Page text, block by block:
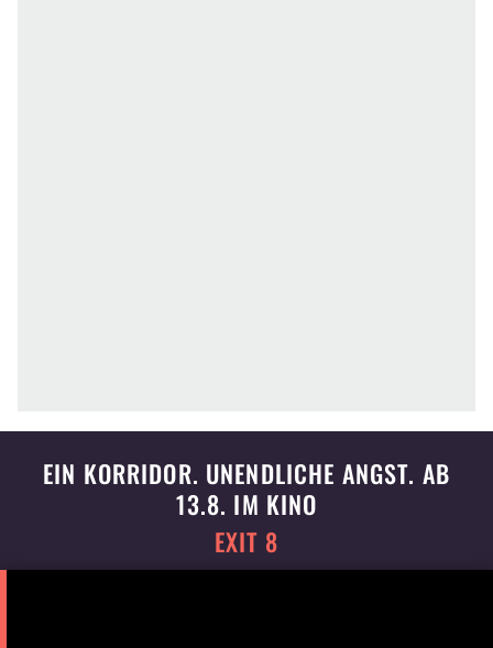
EIN KORRIDOR. UNENDLICHE ANGST. AB
13.8. IM KINO
EXIT 8